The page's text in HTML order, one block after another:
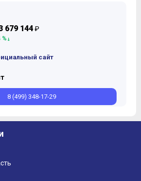
679 144₽
%
сайт
8 (499) 348-17-29